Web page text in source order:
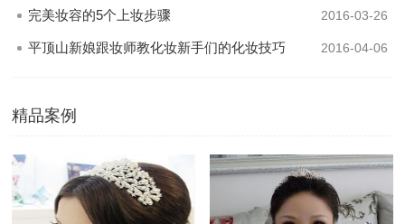
完美妆容的5个上妆步骤 2016-03-26
平顶山新娘跟妆师教化妆新手们的化妆技巧 2016-04-06
精品案例